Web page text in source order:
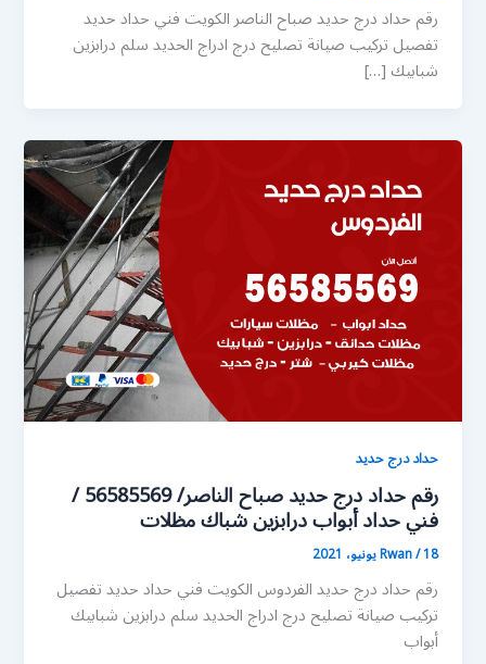
رقم حداد درج حديد صباح الناصر الكويت فني حداد حديد
تفصيل تركيب صيانة تصليح درج ادراج الحديد سلم درابزين
شبابيك […]
حداد درج حديد
رقم حداد درج حديد صباح الناصر/ 56585569 /
فني حداد أبواب درابزين شباك مظلات
Rwan/18 يونيو، 2021
رقم حداد درج حديد الفردوس الكويت فني حداد حديد تفصيل
تركيب صيانة تصليح درج ادراج الحديد سلم درابزين شبابيك
أبواب